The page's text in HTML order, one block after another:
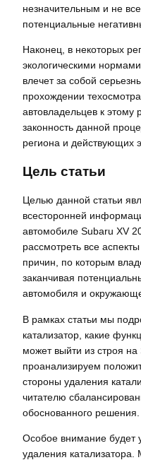
незначительным и не
потенциальные
Наконец, в некоторых
экологическими
влечет за собой
прохождении
автовладельцев к
законность данной
региона и действующих
Цель статьи
Целью данной статьи
всесторонней
автомобиле Subaru XV
рассмотреть все
причин, по которым
заканчивая
автомобиля и
В рамках статьи мы
катализатор, какие
может выйти из строя
проанализируем
стороны удаления
читателю
обоснованного решения.
Особое внимание будет
удаления